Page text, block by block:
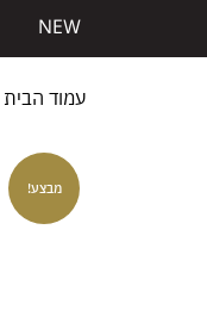
NEW
עמוד הבית
מבצע!